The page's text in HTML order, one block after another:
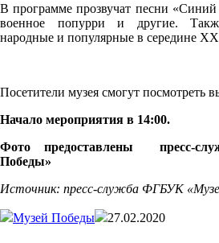
В программе прозвучат песни «Синий
военное попурри и другие.
народные и популярные в середине
Посетители музея смогут посмотреть
Начало мероприятия в 14:00.
Фото предоставлены пресс-
Победы»
Источник: пресс-служба ФГБУК
Музей Победы 27.02.2020